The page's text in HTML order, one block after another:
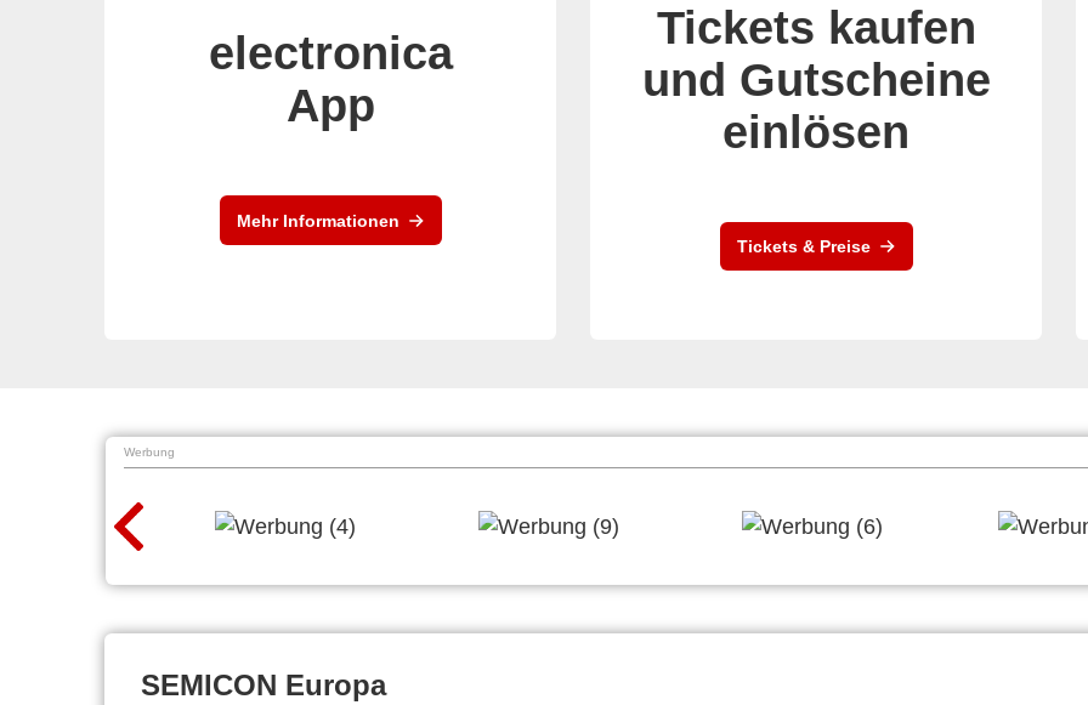
electronica
App
Mehr Informationen
Tickets kaufen
und Gutscheine
einlösen
Tickets & Preise
Werbung
SEMICON Europa